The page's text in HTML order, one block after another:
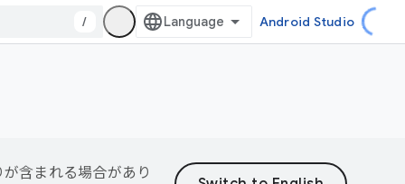
/ Android Studio
含まれる場合があり